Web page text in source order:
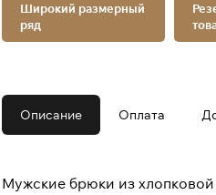
Широкий размерный
ряд
Описание Оплата
Мужские брюки из